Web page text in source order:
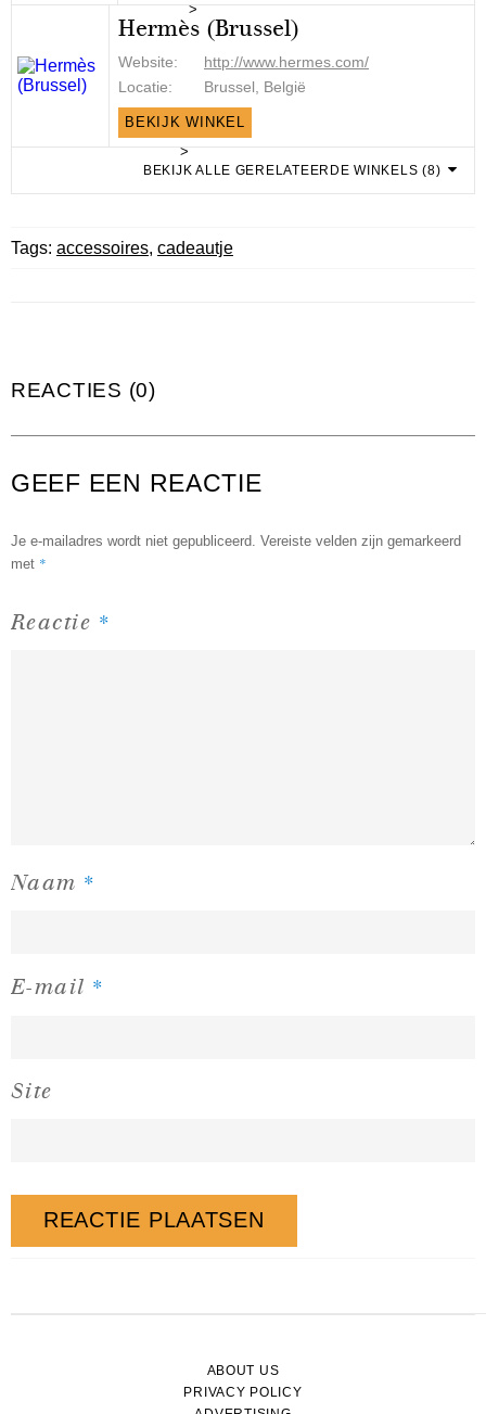
>
Hermès (Brussel)
Website:
http://www.hermes.com/
Locatie:
Brussel, België
BEKIJK WINKEL
>
BEKIJK ALLE GERELATEERDE WINKELS (8)
Tags: accessoires, cadeautje
REACTIES (0)
GEEF EEN REACTIE
Je e-mailadres wordt niet gepubliceerd. Vereiste velden zijn gemarkeerd
met *
Reactie *
Naam *
E-mail *
Site
ABOUT US
PRIVACY POLICY